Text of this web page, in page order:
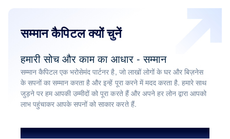
सम्मान कैपिटल क्यों चुनें
हमारी सोच और काम का आधार - सम्मान
सम्मान कैपिटल एक भरोसेमंद पार्टनर है, जो लाखों लोगों के घर और बिज़नेस
के सपनों का सम्मान करता है और इन्हें पूरा करने में मदद करता है. हमारे साथ
जुड़ने पर हम आपकी उम्मीदों को पूरा करते हैं और अपने हर लोन द्वारा आपको
लाभ पहुंचाकर आपके सपनों को साकार करते हैं.
हमसे हुए लाभान्वित